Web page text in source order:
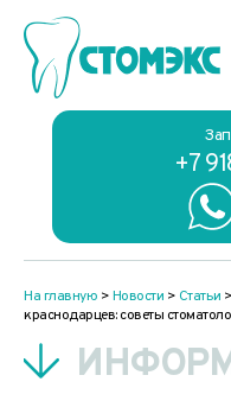
+7
На главную >Новости > Статьи >
краснодарцев: советы